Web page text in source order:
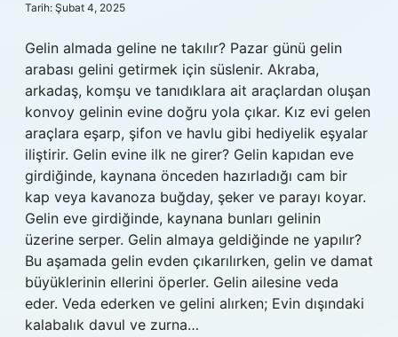
Tarih: Şubat 4, 2025
Gelin almada geline ne takılır? Pazar günü gelin
arabası gelini getirmek için süslenir. Akraba,
arkadaş, komşu ve tanıdıklara ait araçlardan oluşan
konvoy gelinin evine doğru yola çıkar. Kız evi gelen
araçlara eşarp, şifon ve havlu gibi hediyelik eşyalar
iliştirir. Gelin evine ilk ne girer? Gelin kapıdan eve
girdiğinde, kaynana önceden hazırladığı cam bir
kap veya kavanoza buğday, şeker ve parayı koyar.
Gelin eve girdiğinde, kaynana bunları gelinin
üzerine serper. Gelin almaya geldiğinde ne yapılır?
Bu aşamada gelin evden çıkarılırken, gelin ve damat
büyüklerinin ellerini öperler. Gelin ailesine veda
eder. Veda ederken ve gelini alırken; Evin dışındaki
kalabalık davul ve zurna…